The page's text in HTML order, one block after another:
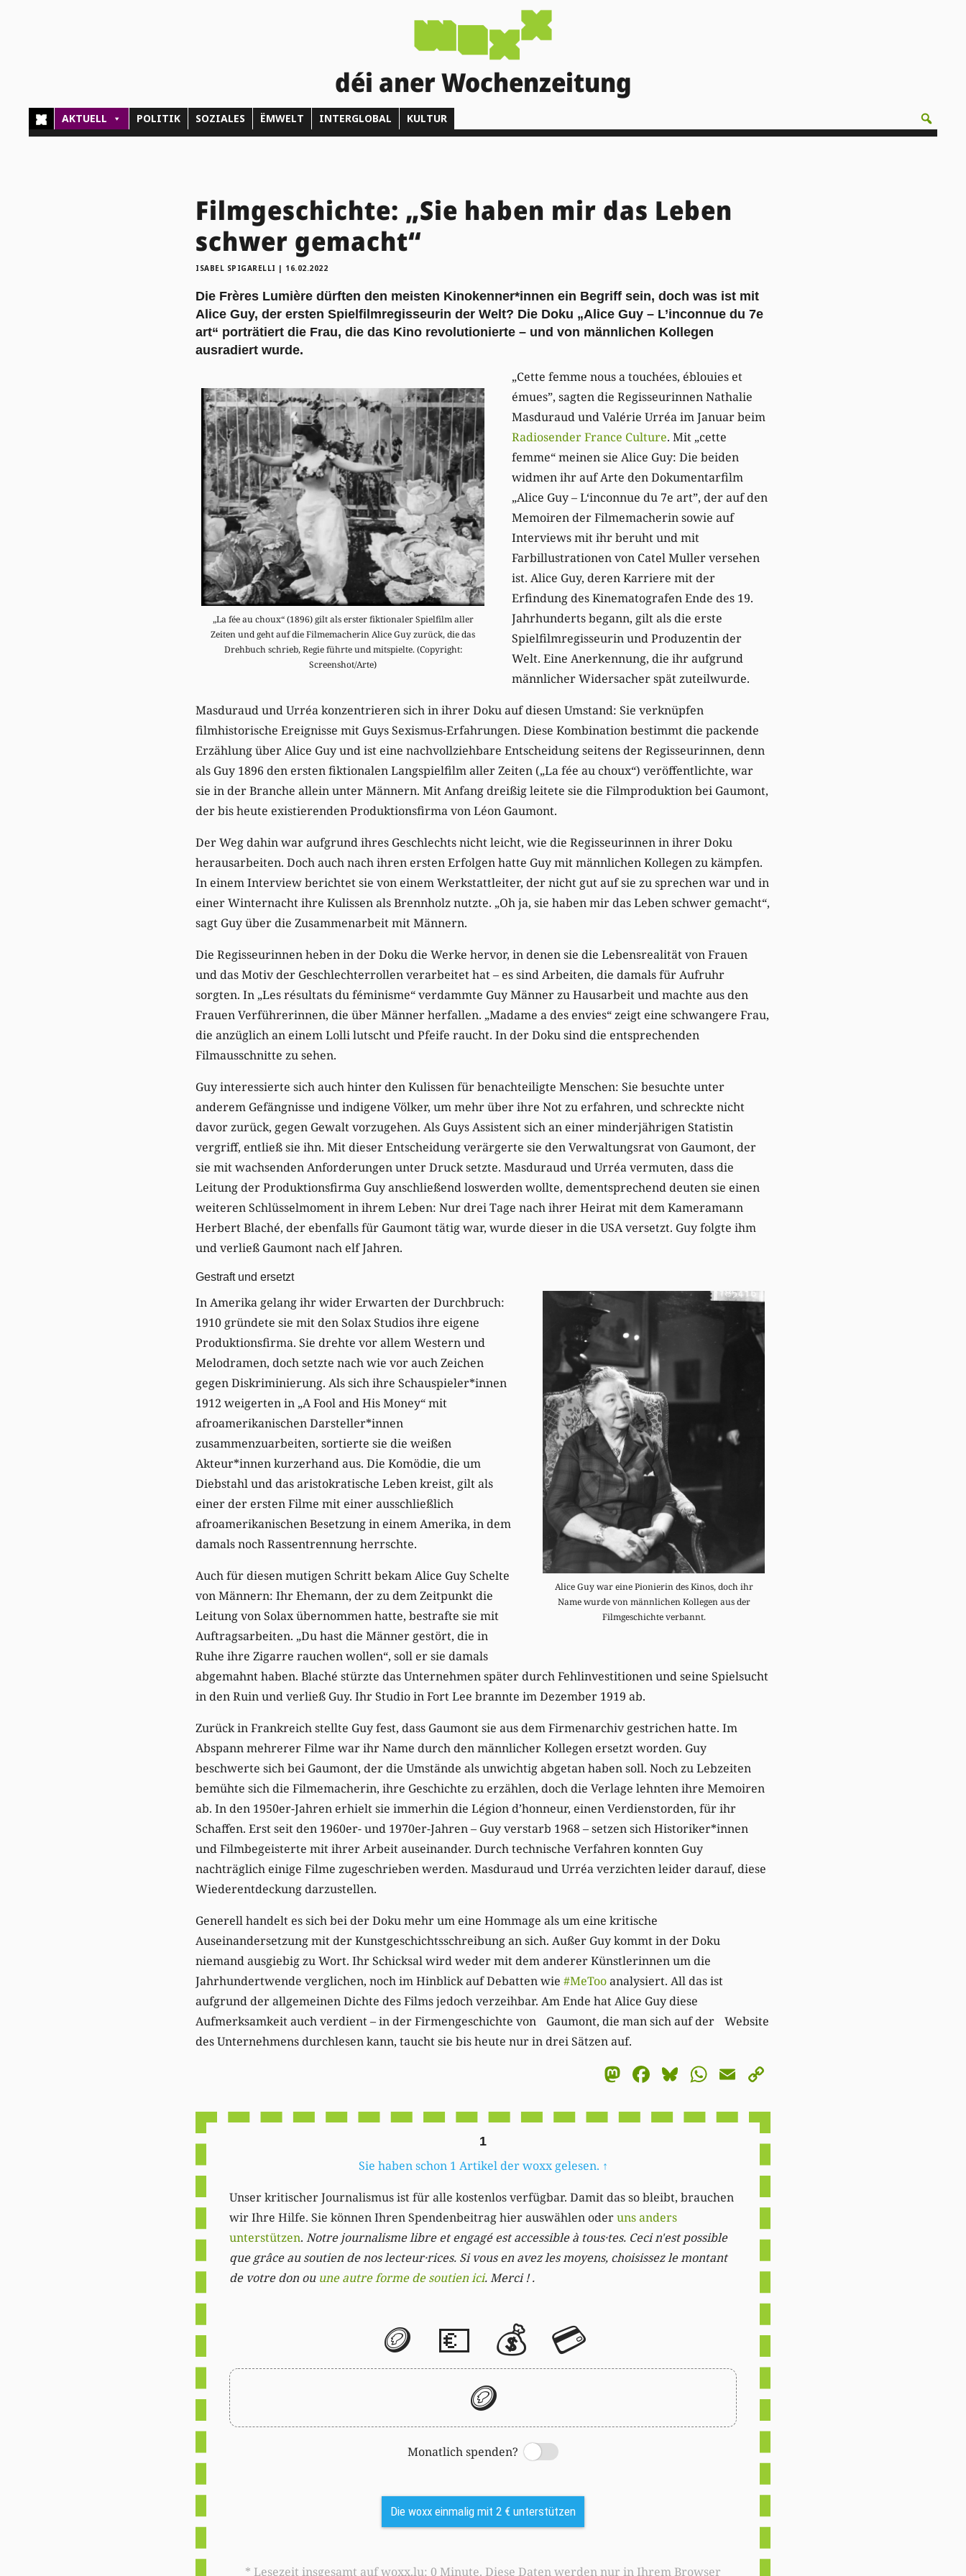
déi aner Wochenzeitung
AKTUELL POLITIK SOZIALES ËMWELT INTERGLOBAL KULTUR
Filmgeschichte: „Sie haben mir das Leben
schwer gemacht“
ISABEL SPIGARELLI | 16.02.2022
Die Frères Lumière dürften den meisten Kinokenner*innen ein Begriff sein, doch was ist mit
Alice Guy, der ersten Spielfilmregisseurin der Welt? Die Doku „Alice Guy – L’inconnue du 7e
art“ porträtiert die Frau, die das Kino revolutionierte – und von männlichen Kollegen
ausradiert wurde.
„La fée au choux“ (1896) gilt als erster fiktionaler Spielfilm aller
Zeiten und geht auf die Filmemacherin Alice Guy zurück, die das
Drehbuch schrieb, Regie führte und mitspielte. (Copyright:
Screenshot/Arte)
„Cette femme nous a touchées, éblouies et
émues”, sagten die Regisseurinnen Nathalie
Masduraud und Valérie Urréa im Januar beim
Radiosender France Culture. Mit „cette
femme“ meinen sie Alice Guy: Die beiden
widmen ihr auf Arte den Dokumentarfilm
„Alice Guy – L‘inconnue du 7e art”, der auf den
Memoiren der Filmemacherin sowie auf
Interviews mit ihr beruht und mit
Farbillustrationen von Catel Muller versehen
ist. Alice Guy, deren Karriere mit der
Erfindung des Kinematografen Ende des 19.
Jahrhunderts begann, gilt als die erste
Spielfilmregisseurin und Produzentin der
Welt. Eine Anerkennung, die ihr aufgrund
männlicher Widersacher spät zuteilwurde.
Masduraud und Urréa konzentrieren sich in ihrer Doku auf diesen Umstand: Sie verknüpfen
filmhistorische Ereignisse mit Guys Sexismus-Erfahrungen. Diese Kombination bestimmt die packende
Erzählung über Alice Guy und ist eine nachvollziehbare Entscheidung seitens der Regisseurinnen, denn
als Guy 1896 den ersten fiktionalen Langspielfilm aller Zeiten („La fée au choux“) veröffentlichte, war
sie in der Branche allein unter Männern. Mit Anfang dreißig leitete sie die Filmproduktion bei Gaumont,
der bis heute existierenden Produktionsfirma von Léon Gaumont.
Der Weg dahin war aufgrund ihres Geschlechts nicht leicht, wie die Regisseurinnen in ihrer Doku
herausarbeiten. Doch auch nach ihren ersten Erfolgen hatte Guy mit männlichen Kollegen zu kämpfen.
In einem Interview berichtet sie von einem Werkstattleiter, der nicht gut auf sie zu sprechen war und in
einer Winternacht ihre Kulissen als Brennholz nutzte. „Oh ja, sie haben mir das Leben schwer gemacht“,
sagt Guy über die Zusammenarbeit mit Männern.
Die Regisseurinnen heben in der Doku die Werke hervor, in denen sie die Lebensrealität von Frauen
und das Motiv der Geschlechterrollen verarbeitet hat – es sind Arbeiten, die damals für Aufruhr
sorgten. In „Les résultats du féminisme“ verdammte Guy Männer zu Hausarbeit und machte aus den
Frauen Verführerinnen, die über Männer herfallen. „Madame a des envies“ zeigt eine schwangere Frau,
die anzüglich an einem Lolli lutscht und Pfeife raucht. In der Doku sind die entsprechenden
Filmausschnitte zu sehen.
Guy interessierte sich auch hinter den Kulissen für benachteiligte Menschen: Sie besuchte unter
anderem Gefängnisse und indigene Völker, um mehr über ihre Not zu erfahren, und schreckte nicht
davor zurück, gegen Gewalt vorzugehen. Als Guys Assistent sich an einer minderjährigen Statistin
vergriff, entließ sie ihn. Mit dieser Entscheidung verärgerte sie den Verwaltungsrat von Gaumont, der
sie mit wachsenden Anforderungen unter Druck setzte. Masduraud und Urréa vermuten, dass die
Leitung der Produktionsfirma Guy anschließend loswerden wollte, dementsprechend deuten sie einen
weiteren Schlüsselmoment in ihrem Leben: Nur drei Tage nach ihrer Heirat mit dem Kameramann
Herbert Blaché, der ebenfalls für Gaumont tätig war, wurde dieser in die USA versetzt. Guy folgte ihm
und verließ Gaumont nach elf Jahren.
Alice Guy war eine Pionierin des Kinos, doch ihr
Name wurde von männlichen Kollegen aus der
Filmgeschichte verbannt.
Gestraft und ersetzt
In Amerika gelang ihr wider Erwarten der Durchbruch:
1910 gründete sie mit den Solax Studios ihre eigene
Produktionsfirma. Sie drehte vor allem Western und
Melodramen, doch setzte nach wie vor auch Zeichen
gegen Diskriminierung. Als sich ihre Schauspieler*innen
1912 weigerten in „A Fool and His Money“ mit
afroamerikanischen Darsteller*innen
zusammenzuarbeiten, sortierte sie die weißen
Akteur*innen kurzerhand aus. Die Komödie, die um
Diebstahl und das aristokratische Leben kreist, gilt als
einer der ersten Filme mit einer ausschließlich
afroamerikanischen Besetzung in einem Amerika, in dem
damals noch Rassentrennung herrschte.
Auch für diesen mutigen Schritt bekam Alice Guy Schelte
von Männern: Ihr Ehemann, der zu dem Zeitpunkt die
Leitung von Solax übernommen hatte, bestrafte sie mit
Auftragsarbeiten. „Du hast die Männer gestört, die in
Ruhe ihre Zigarre rauchen wollen“, soll er sie damals
abgemahnt haben. Blaché stürzte das Unternehmen später durch Fehlinvestitionen und seine Spielsucht
in den Ruin und verließ Guy. Ihr Studio in Fort Lee brannte im Dezember 1919 ab.
Zurück in Frankreich stellte Guy fest, dass Gaumont sie aus dem Firmenarchiv gestrichen hatte. Im
Abspann mehrerer Filme war ihr Name durch den männlicher Kollegen ersetzt worden. Guy
beschwerte sich bei Gaumont, der die Umstände als unwichtig abgetan haben soll. Noch zu Lebzeiten
bemühte sich die Filmemacherin, ihre Geschichte zu erzählen, doch die Verlage lehnten ihre Memoiren
ab. In den 1950er-Jahren erhielt sie immerhin die Légion d’honneur, einen Verdienstorden, für ihr
Schaffen. Erst seit den 1960er- und 1970er-Jahren – Guy verstarb 1968 – setzen sich Historiker*innen
und Filmbegeisterte mit ihrer Arbeit auseinander. Durch technische Verfahren konnten Guy
nachträglich einige Filme zugeschrieben werden. Masduraud und Urréa verzichten leider darauf, diese
Wiederentdeckung darzustellen.
Generell handelt es sich bei der Doku mehr um eine Hommage als um eine kritische
Auseinandersetzung mit der Kunstgeschichtsschreibung an sich. Außer Guy kommt in der Doku
niemand ausgiebig zu Wort. Ihr Schicksal wird weder mit dem anderer Künstlerinnen um die
Jahrhundertwende verglichen, noch im Hinblick auf Debatten wie #MeTooanalysiert. All das ist
aufgrund der allgemeinen Dichte des Films jedoch verzeihbar. Am Ende hat Alice Guy diese
Aufmerksamkeit auch verdient – in der Firmengeschichte von Gaumont, die man sich auf der Website
des Unternehmens durchlesen kann, taucht sie bis heute nur in drei Sätzen auf.
Mastodon
Facebook
Bluesky
WhatsApp
Email
1
Sie haben schon 1 Artikel der woxx gelesen. ↑
Unser kritischer Journalismus ist für alle kostenlos verfügbar. Damit das so bleibt, brauchen
wir Ihre Hilfe. Sie können Ihren Spendenbeitrag hier auswählen oderuns anders
unterstützen. Notre journalisme libre et engagé est accessible à tous·tes. Ceci n'est possible
que grâce au soutien de nos lecteur·rices. Si vous en avez les moyens, choisissez le montant
de votre don ou une autre forme de soutien ici. Merci ! .
🪙 💶 💰 💳
🪙
Monatlich spenden?
Switch
Die woxx einmalig mit 2 € unterstützen
* Lesezeit insgesamt auf woxx.lu: 0 Minute. Diese Daten werden nur in Ihrem Browser